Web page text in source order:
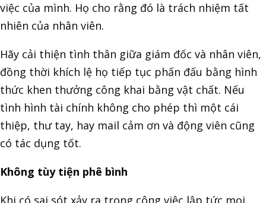
việc của mình. Họ cho rằng đó là trách nhiệm tất
nhiên của nhân viên.
Hãy cải thiện tình thân giữa giám đốc và nhân viên,
đồng thời khích lệ họ tiếp tục phấn đấu bằng hình
thức khen thưởng công khai bằng vật chất. Nếu
tình hình tài chính không cho phép thì một cái
thiệp, thư tay, hay mail cảm ơn và động viên cũng
có tác dụng tốt.
Không tùy tiện phê bình
Khi có sai sót xảy ra trong công việc lập tức mọi